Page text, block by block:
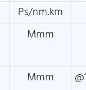
Ps/nm.km
Mmm
Mmm